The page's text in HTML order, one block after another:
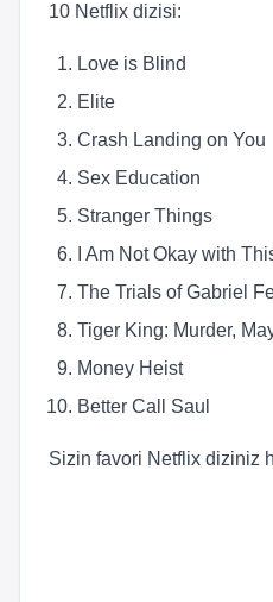
10 Netflix dizisi:
Love is Blind
Elite
Crash Landing on You
Sex Education
Stranger Things
I Am Not Okay with
The Trials of Gabriel
Tiger King: Murder,
Money Heist
Better Call Saul
Sizin favori Netflix diziniz